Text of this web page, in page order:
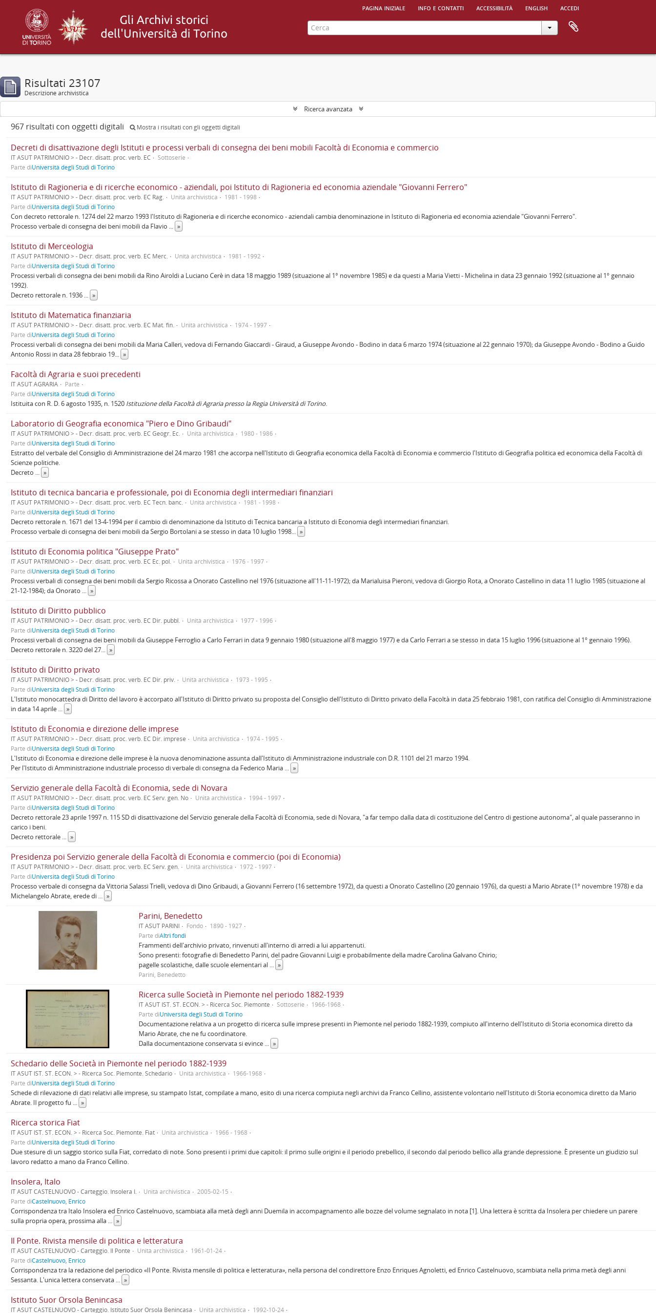
pagina iniziale info e contatti accessibilità english accedi
Risultati 23107
Descrizione archivistica
Ricerca avanzata
967 risultati con oggetti digitali Mostra i risultati con gli oggetti digitali
Decreti di disattivazione degli Istituti e processi verbali di consegna dei beni mobili Facoltà di Economia e commercio
IT ASUT PATRIMONIO > - Decr. disatt. proc. verb. EC
Sottoserie
Parte diUniversità degli Studi di Torino
Istituto di Ragioneria e di ricerche economico - aziendali, poi Istituto di Ragioneria ed economia aziendale "Giovanni Ferrero"
IT ASUT PATRIMONIO > - Decr. disatt. proc. verb. EC Rag. Unità archivistica
1981 - 1998
Parte diUniversità degli Studi di Torino
Con decreto rettorale n. 1274 del 22 marzo 1993 l'Istituto di Ragioneria e di ricerche economico - aziendali cambia denominazione in Istituto di Ragioneria ed economia aziendale "Giovanni Ferrero".
Processo verbale di consegna dei beni mobili da Flavio ... »
Istituto di Merceologia
IT ASUT PATRIMONIO > - Decr. disatt. proc. verb. EC Merc. Unità archivistica
1981 - 1992
Parte diUniversità degli Studi di Torino
Processi verbali di consegna dei beni mobili da Rino Airoldi a Luciano Cerè in data 18 maggio 1989 (situazione al 1° novembre 1985) e da questi a Maria Vietti - Michelina in data 23 gennaio 1992 (situazione al 1° gennaio
1992).
Decreto rettorale n. 1936 ... »
Istituto di Matematica finanziaria
IT ASUT PATRIMONIO > - Decr. disatt. proc. verb. EC Mat. fin. Unità archivistica
1974 - 1997
Parte diUniversità degli Studi di Torino
Processi verbali di consegna dei beni mobili da Maria Calleri, vedova di Fernando Giaccardi - Giraud, a Giuseppe Avondo - Bodino in data 6 marzo 1974 (situazione al 22 gennaio 1970); da Giuseppe Avondo - Bodino a Guido
Antonio Rossi in data 28 febbraio 19... »
Facoltà di Agraria e suoi precedenti
IT ASUT AGRARIA
Parte
Parte diUniversità degli Studi di Torino
Istituita con R. D. 6 agosto 1935, n. 1520 Istituzione della Facoltà di Agraria presso la Regia Università di Torino.
Laboratorio di Geografia economica "Piero e Dino Gribaudi"
IT ASUT PATRIMONIO > - Decr. disatt. proc. verb. EC Geogr. Ec. Unità archivistica
1980 - 1986
Parte diUniversità degli Studi di Torino
Estratto del verbale del Consiglio di Amministrazione del 24 marzo 1981 che accorpa nell'Istituto di Geografia economica della Facoltà di Economia e commercio l'Istituto di Geografia politica ed economica della Facoltà di
Scienze politiche.
Decreto ... »
Istituto di tecnica bancaria e professionale, poi di Economia degli intermediari finanziari
IT ASUT PATRIMONIO > - Decr. disatt. proc. verb. EC Tecn. banc. Unità archivistica
1981 - 1998
Parte diUniversità degli Studi di Torino
Decreto rettorale n. 1671 del 13-4-1994 per il cambio di denominazione da Istituto di Tecnica bancaria a Istituto di Economia degli intermediari finanziari.
Processo verbale di consegna dei beni mobili da Sergio Bortolani a se stesso in data 10 luglio 1998... »
Istituto di Economia politica "Giuseppe Prato"
IT ASUT PATRIMONIO > - Decr. disatt. proc. verb. EC Ec. pol. Unità archivistica
1976 - 1997
Parte diUniversità degli Studi di Torino
Processi verbali di consegna dei beni mobili da Sergio Ricossa a Onorato Castellino nel 1976 (situazione all'11-11-1972); da Marialuisa Pieroni, vedova di Giorgio Rota, a Onorato Castellino in data 11 luglio 1985 (situazione al
21-12-1984); da Onorato ... »
Istituto di Diritto pubblico
IT ASUT PATRIMONIO > - Decr. disatt. proc. verb. EC Dir. pubbl. Unità archivistica
1977 - 1996
Parte diUniversità degli Studi di Torino
Processi verbali di consegna dei beni mobili da Giuseppe Ferroglio a Carlo Ferrari in data 9 gennaio 1980 (situazione all'8 maggio 1977) e da Carlo Ferrari a se stesso in data 15 luglio 1996 (situazione al 1° gennaio 1996).
Decreto rettorale n. 3220 del 27... »
Istituto di Diritto privato
IT ASUT PATRIMONIO > - Decr. disatt. proc. verb. EC Dir. priv. Unità archivistica
1973 - 1995
Parte diUniversità degli Studi di Torino
L'Istituto monocattedra di Diritto del lavoro è accorpato all'Istituto di Diritto privato su proposta del Consiglio dell'Istituto di Diritto privato della Facoltà in data 25 febbraio 1981, con ratifica del Consiglio di Amministrazione
in data 14 aprile ... »
Istituto di Economia e direzione delle imprese
IT ASUT PATRIMONIO > - Decr. disatt. proc. verb. EC Dir. imprese Unità archivistica
1974 - 1995
Parte diUniversità degli Studi di Torino
L'Istituto di Economia e direzione delle imprese è la nuova denominazione assunta dall'Istituto di Amministrazione industriale con D.R. 1101 del 21 marzo 1994.
Per l'Istituto di Amministrazione industriale processo di verbale di consegna da Federico Maria ... »
Servizio generale della Facoltà di Economia, sede di Novara
IT ASUT PATRIMONIO > - Decr. disatt. proc. verb. EC Serv. gen. No Unità archivistica
1994 - 1997
Parte diUniversità degli Studi di Torino
Decreto rettorale 23 aprile 1997 n. 115 SD di disattivazione del Servizio generale della Facoltà di Economia, sede di Novara, "a far tempo dalla data di costituzione del Centro di gestione autonoma", al quale passeranno in
carico i beni.
Decreto rettorale ... »
Presidenza poi Servizio generale della Facoltà di Economia e commercio (poi di Economia)
IT ASUT PATRIMONIO > - Decr. disatt. proc. verb. EC Serv. gen. Unità archivistica
1972 - 1997
Parte diUniversità degli Studi di Torino
Processo verbale di consegna da Vittoria Salassi Trielli, vedova di Dino Gribaudi, a Giovanni Ferrero (16 settembre 1972), da questi a Onorato Castellino (20 gennaio 1976), da questi a Mario Abrate (1° novembre 1978) e da
Michelangelo Abrate, erede di ... »
Parini, Benedetto
IT ASUT PARINI Fondo
1890 - 1927
Parte diAltri fondi
Frammenti dell'archivio privato, rinvenuti all'interno di arredi a lui appartenuti.
Sono presenti: fotografie di Benedetto Parini, del padre Giovanni Luigi e probabilmente della madre Carolina Galvano Chirio;
pagelle scolastiche, dalle scuole elementari al ... »
Parini, Benedetto
Ricerca sulle Società in Piemonte nel periodo 1882-1939
IT ASUT IST. ST. ECON. > - Ricerca Soc. Piemonte Sottoserie
1966-1968
Parte diUniversità degli Studi di Torino
Documentazione relativa a un progetto di ricerca sulle imprese presenti in Piemonte nel periodo 1882-1939, compiuto all'interno dell'Istituto di Storia economica diretto da
Mario Abrate, che ne fu coordinatore.
Dalla documentazione conservata si evince ... »
Schedario delle Società in Piemonte nel periodo 1882-1939
IT ASUT IST. ST. ECON. > - Ricerca Soc. Piemonte. Schedario Unità archivistica
1966-1968
Parte diUniversità degli Studi di Torino
Schede di rilevazione di dati relativi alle imprese, su stampato Istat, compilate a mano, esito di una ricerca compiuta negli archivi da Franco Cellino, assistente volontario nell'Istituto di Storia economica diretto da Mario
Abrate. Il progetto fu ... »
Ricerca storica Fiat
IT ASUT IST. ST. ECON. > - Ricerca Soc. Piemonte. Fiat Unità archivistica
1966 - 1968
Parte diUniversità degli Studi di Torino
Due stesure di un saggio storico sulla Fiat, corredato di note. Sono presenti i primi due capitoli: il primo sulle origini e il periodo prebellico, il secondo dal periodo bellico alla grande depressione. È presente un giudizio sul
lavoro redatto a mano da Franco Cellino.
Insolera, Italo
IT ASUT CASTELNUOVO - Carteggio. Insolera I. Unità archivistica
2005-02-15
Parte diCastelnuovo, Enrico
Corrispondenza tra Italo Insolera ed Enrico Castelnuovo, scambiata alla metà degli anni Duemila in accompagnamento alle bozze del volume segnalato in nota [1]. Una lettera è scritta da Insolera per chiedere un parere
sulla propria opera, prossima alla ... »
Il Ponte. Rivista mensile di politica e letteratura
IT ASUT CASTELNUOVO - Carteggio. Il Ponte Unità archivistica
1961-01-24
Parte diCastelnuovo, Enrico
Corrispondenza tra la redazione del periodico «Il Ponte. Rivista mensile di politica e letteratura», nella persona del condirettore Enzo Enriques Agnoletti, ed Enrico Castelnuovo, scambiata nella prima metà degli anni
Sessanta. L'unica lettera conservata ... »
Istituto Suor Orsola Benincasa
IT ASUT CASTELNUOVO - Carteggio. Istituto Suor Orsola Benincasa Unità archivistica 1992-10-24